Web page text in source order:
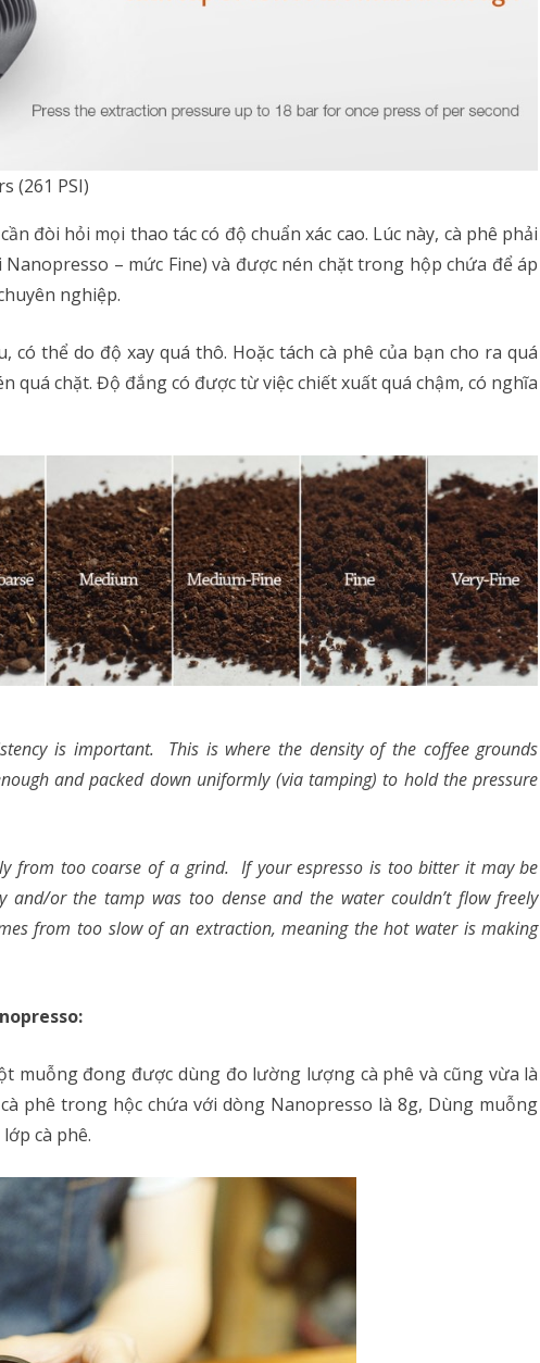
(261 PSI)
đòi hỏi mọi thao tác có độ chuẩn xác cao. Lúc này, cà phê phải
– mức Fine) và được nén chặt trong hộp chứa để áp
nghiệp.
có thể do độ xay quá thô. Hoặc tách cà phê của bạn cho ra quá
quá chặt. Độ đắng có được từ việc chiết xuất quá chậm, có nghĩa
is important. This is where the density of the coffee grounds
and packed down uniformly (via tamping) to hold the pressure
from too coarse of a grind. If your espresso is too bitter it may be
and/or the tamp was too dense and the water couldn’t flow freely
from too slow of an extraction, meaning the hot water is making
muỗng đong được dùng đo lường lượng cà phê và cũng vừa là
phê trong hộc chứa với dòng Nanopresso là 8g, Dùng muỗng
cà phê.